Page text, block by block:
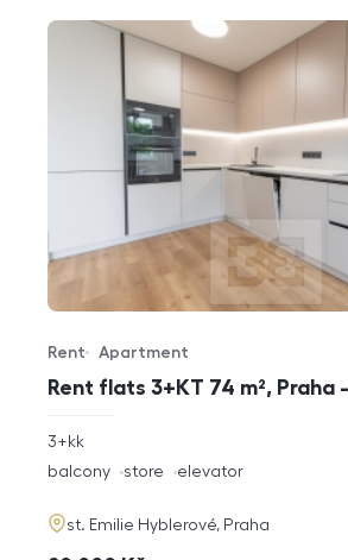
Rent flats 3+KT 74 m², Praha
Offer type
Rent
Property type
Apartment
rozměry
3+kk
funkce
balcony store elevator
adresa
st. Emilie Hyblerové, Praha